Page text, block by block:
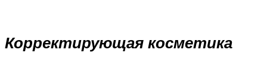
Корректирующая косметика